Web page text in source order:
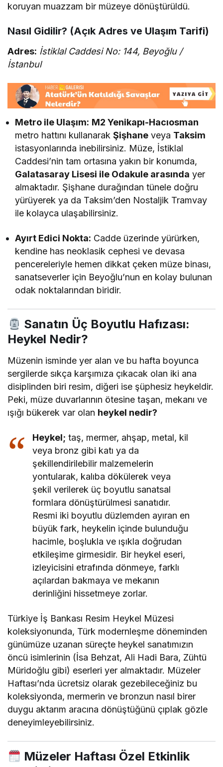
koruyan muazzam bir müzeye dönüştürüldü.
Nasıl Gidilir? (Açık Adres ve Ulaşım Tarifi)
Adres: İstiklal Caddesi No: 144, Beyoğlu /
İstanbul
Metro ile Ulaşım: M2 Yenikapı-Hacıosman
metro hattını kullanarakŞişhane veya Taksim
istasyonlarında inebilirsiniz. Müze, İstiklal
Caddesi’nin tam ortasına yakın bir konumda,
Galatasaray Lisesi ile Odakule arasında yer
almaktadır. Şişhane durağından tünele doğru
yürüyerek ya da Taksim’den Nostaljik Tramvay
ile kolayca ulaşabilirsiniz.
Ayırt Edici Nokta: Cadde üzerinde yürürken,
kendine has neoklasik cephesi ve devasa
pencereleriyle hemen dikkat çeken müze binası,
sanatseverler için Beyoğlu’nun en kolay bulunan
odak noktalarından biridir.
Sanatın Üç Boyutlu Hafızası:
Heykel Nedir?
Müzenin isminde yer alan ve bu hafta boyunca
sergilerde sıkça karşımıza çıkacak olan iki ana
disiplinden biri resim, diğeri ise şüphesiz heykeldir.
Peki, müze duvarlarının ötesine taşan, mekanı ve
ışığı bükerek var olan heykel nedir?
Heykel; taş, mermer, ahşap, metal, kil
veya bronz gibi katı ya da
şekillendirilebilir malzemelerin
yontularak, kalıba dökülerek veya
şekil verilerek üç boyutlu sanatsal
formlara dönüştürülmesi sanatıdır.
Resmi iki boyutlu düzlemden ayıran en
büyük fark, heykelin içinde bulunduğu
hacimle, boşlukla ve ışıkla doğrudan
etkileşime girmesidir. Bir heykel eseri,
izleyicisini etrafında dönmeye, farklı
açılardan bakmaya ve mekanın
derinliğini hissetmeye zorlar.
Türkiye İş Bankası Resim Heykel Müzesi
koleksiyonunda, Türk modernleşme döneminden
günümüze uzanan süreçte heykel sanatımızın
öncü isimlerinin (İsa Behzat, Ali Hadi Bara, Zühtü
Müridoğlu gibi) eserleri yer almaktadır. Müzeler
Haftası’nda ücretsiz olarak gezebileceğiniz bu
koleksiyonda, mermerin ve bronzun nasıl birer
duygu aktarım aracına dönüştüğünü çıplak gözle
deneyimleyebilirsiniz.
Müzeler Haftası Özel Etkinlik